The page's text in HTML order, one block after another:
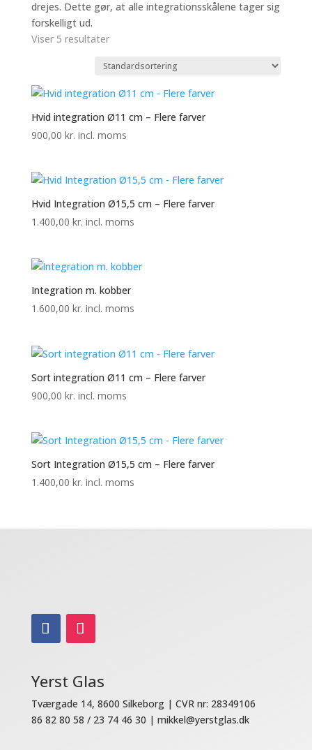
drejes. Dette gør, at alle integrationsskålene tager sig
forskelligt ud.
Viser 5 resultater
Hvid integration Ø11 cm – Flere farver
900,00 kr. incl. moms
Hvid Integration Ø15,5 cm – Flere farver
1.400,00 kr. incl. moms
Integration m. kobber
1.600,00 kr. incl. moms
Sort integration Ø11 cm – Flere farver
900,00 kr. incl. moms
Sort Integration Ø15,5 cm – Flere farver
1.400,00 kr. incl. moms
Yerst Glas
Tværgade 14, 8600 Silkeborg | CVR nr: 28349106
86 82 80 58 / 23 74 46 30 | mikkel@yerstglas.dk